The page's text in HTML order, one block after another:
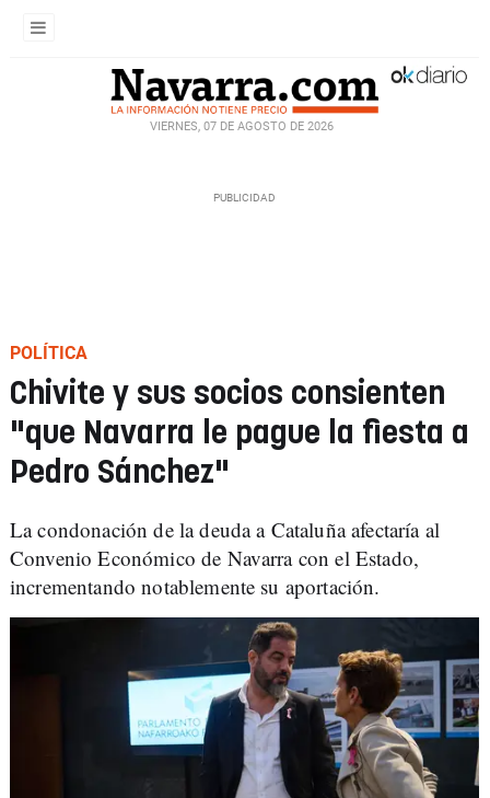
VIERNES, 07 DE AGOSTO DE 2026
POLÍTICA
Chivite y sus socios consienten
"que Navarra le pague la fiesta a
Pedro Sánchez"
La condonación de la deuda a Cataluña afectaría al
Convenio Económico de Navarra con el Estado,
incrementando notablemente su aportación.